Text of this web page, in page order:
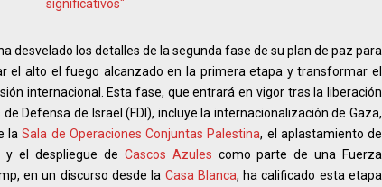
significativos"
desvelado los detalles de la segunda fase de su plan de paz para
el alto el fuego alcanzado en la primera etapa y transformar el
internacional. Esta fase, que entrará en vigor tras la liberación
Defensa de Israel (FDI), incluye la internacionalización de Gaza,
laSala de Operaciones Conjuntas Palestina, el aplastamiento de
y el despliegue de Cascos Azules como parte de una Fuerza
en un discurso desde la Casa Blanca, ha calificado esta etapa